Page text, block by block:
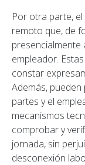
Por otra parte,
remoto que, de
presencialmente
empleador.
constar
Además,
partes y el
mecanismos
comprobar y
jornada, sin
desconexión